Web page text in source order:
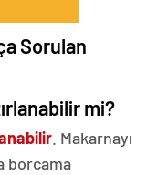
Sorulan
mi?
. Makarnayı
borcama